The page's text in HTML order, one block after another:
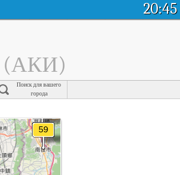
20:45
(АКИ)
Поиск для вашего
города